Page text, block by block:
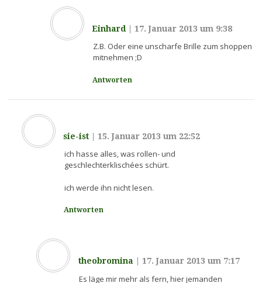
Einhard |17. Januar 2013 um 9:38
Z.B. Oder eine unscharfe Brille zum shoppen
mitnehmen ;D
Antworten
sie-ist |15. Januar 2013 um 22:52
ich hasse alles, was rollen- und
geschlechterklischées schürt.
ich werde ihn nicht lesen.
Antworten
theobromina 17. Januar 2013 um 7:17
Es läge mir mehr als fern, hier jemanden